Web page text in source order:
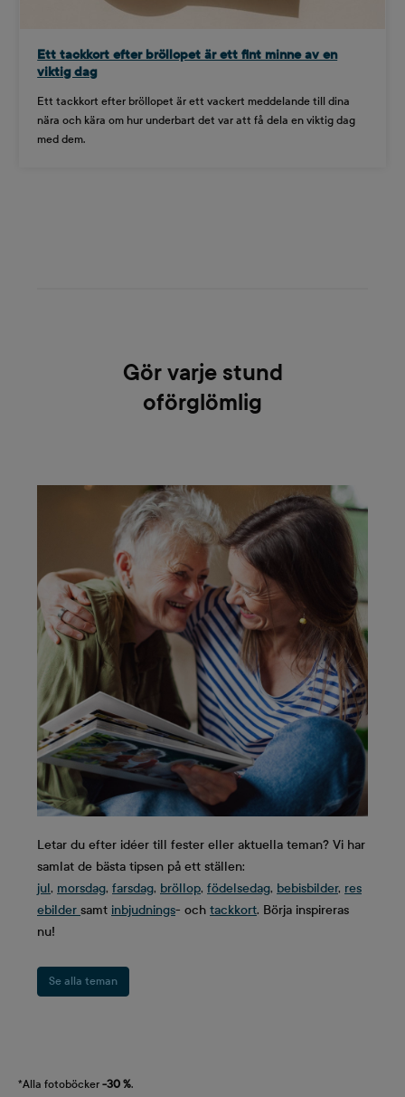
Ett tackkort efter bröllopet är ett fint minne av en
viktig dag
Ett tackkort efter bröllopet är ett vackert meddelande till dina
nära och kära om hur underbart det var att få dela en viktig dag
med dem.
Gör varje stund
oförglömlig
Letar du efter idéer till fester eller aktuella teman? Vi har
samlat de bästa tipsen på ett ställen:
jul, morsdag, farsdag, bröllop, födelsedag, bebisbilder, res
ebilder samt inbjudnings- och tackkort. Börja inspireras
nu!
Se alla teman
*Alla fotoböcker -30 %.